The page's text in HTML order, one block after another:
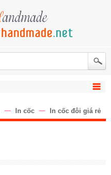
In cốc In cốc đôi giá rẻ